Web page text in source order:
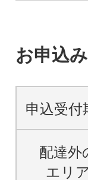
お申込
申込受付
配達外
エリア